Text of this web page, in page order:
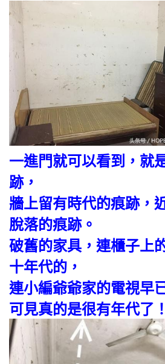
一進門就可以看到，就
跡，
牆上留有時代的痕跡，
脫落的痕跡。
破舊的家具，連櫃子上
十年代的，
連小編爺爺家的電視早
可見真的是很有年代了